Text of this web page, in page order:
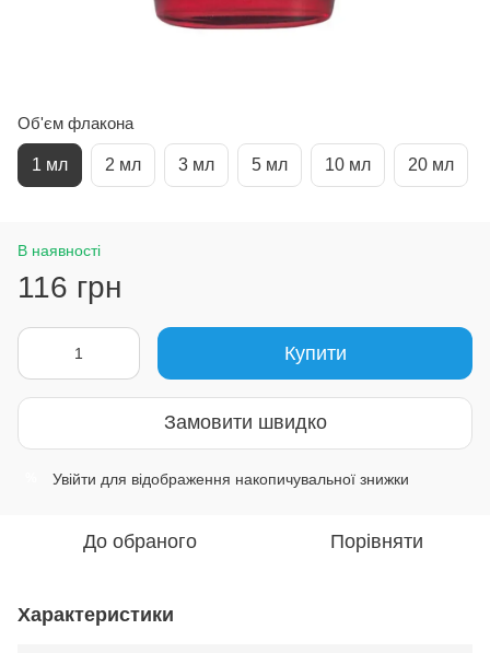
Об'єм флакона
1 мл 2 мл 3 мл 5 мл 10 мл 20 мл
В наявності
116 грн
Купити
Замовити швидко
Увійти для відображення накопичувальної знижки
До обраного Порівняти
Характеристики